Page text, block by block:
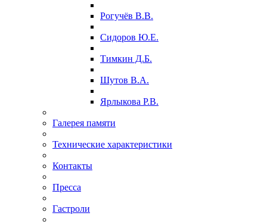
Рогучёв В.В.
Сидоров Ю.Е.
Тимкин Д.Б.
Шутов В.А.
Ярлыкова Р.В.
Галерея памяти
Технические характеристики
Контакты
Пресса
Гастроли